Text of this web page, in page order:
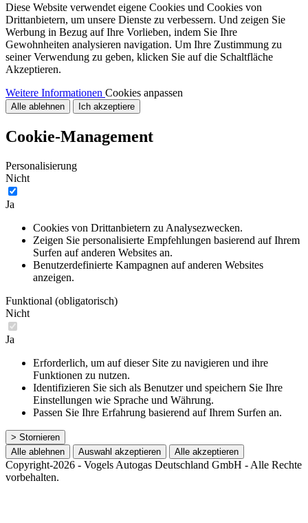
Diese Website verwendet eigene Cookies und Cookies von
Drittanbietern, um unsere Dienste zu verbessern. Und zeigen Sie
Werbung in Bezug auf Ihre Vorlieben, indem Sie Ihre
Gewohnheiten analysieren navigation. Um Ihre Zustimmung zu
seiner Verwendung zu geben, klicken Sie auf die Schaltfläche
Akzeptieren.
Weitere Informationen Cookies anpassen
Alle ablehnen Ich akzeptiere
Cookie-Management
Personalisierung
Nicht
Ja
Cookies von Drittanbietern zu Analysezwecken.
Zeigen Sie personalisierte Empfehlungen basierend auf Ihrem
Surfen auf anderen Websites an.
Benutzerdefinierte Kampagnen auf anderen Websites
anzeigen.
Funktional (obligatorisch)
Nicht
Ja
Erforderlich, um auf dieser Site zu navigieren und ihre
Funktionen zu nutzen.
Identifizieren Sie sich als Benutzer und speichern Sie Ihre
Einstellungen wie Sprache und Währung.
Passen Sie Ihre Erfahrung basierend auf Ihrem Surfen an.
> Stornieren
Alle ablehnen
Auswahl akzeptieren Alle akzeptieren
Copyright-2026 - Vogels Autogas Deutschland GmbH - Alle Rechte
vorbehalten.